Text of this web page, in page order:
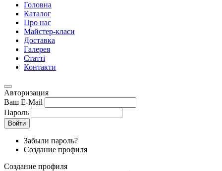
Головна
Каталог
Про нас
Майстер-класи
Доставка
Галерея
Статтi
Контакти
Авторизация
Ваш E-Mail
Пароль
Войти
Забыли пароль?
Создание профиля
Создание профиля